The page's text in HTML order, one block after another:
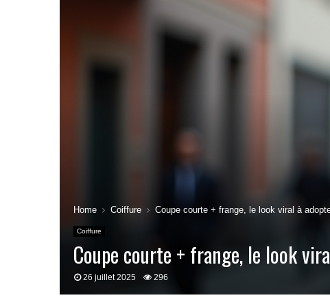
Home Coiffure Coupe courte + frange, le look viral à
Coiffure
Coupe courte + frange, le look
26 juillet 2025 296